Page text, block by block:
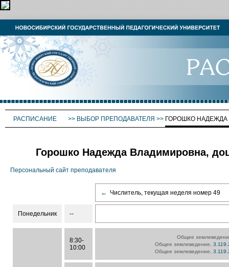
РАСПИСАНИЕ >> ВЫБОР ПРЕПОДАВАТЕЛЯ >> ГОРОШКО
Горошко Надежда Владимировна,
Персональный сайт преподавателя
← Числитель, текущая неделя номер 49
Понедельник --
8:30-
10:00
Общее
Общее землеведение,
Общее землеведение,